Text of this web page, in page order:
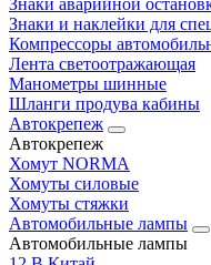
Знаки аварийной
Знаки и наклейки для
Компрессоры
Лента светоотражающая
Манометры шинные
Шланги продува кабины
Автокрепеж
Автокрепеж
Хомут NORMA
Хомуты силовые
Хомуты стяжки
Автомобильные лампы
Автомобильные лампы